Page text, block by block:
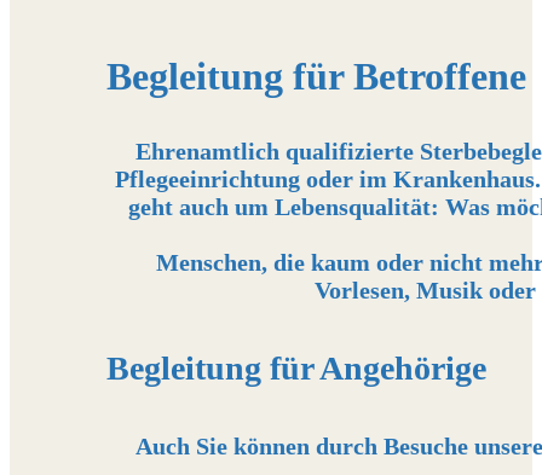
Begleitung für Betroffene
Ehrenamtlich qualifizierte
Pflegeeinrichtung oder im
geht auch um Lebensqualität: Was
Menschen, die kaum oder nicht
Vorlesen, Musik
Begleitung für Angehörige
Auch Sie können durch Besuche